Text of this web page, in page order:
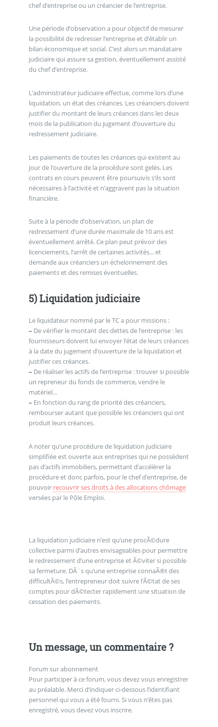
chef d’entreprise ou un créancier de l’entreprise.
Une période d’observation a pour objectif de mesurer
la possibilité de redresser l’entreprise et d’établir un
bilan économique et social. C’est alors un mandataire
judiciaire qui assure sa gestion, éventuellement assisté
du chef d’entreprise.
L’administrateur judiciaire effectue, comme lors d’une
liquidation, un état des créances. Les créanciers doivent
justifier du montant de leurs créances dans les deux
mois de la publication du jugement d’ouverture du
redressement judiciaire.
Les paiements de toutes les créances qui existent au
jour de l’ouverture de la procédure sont gelés. Les
contrats en cours peuvent être poursuivis s’ils sont
nécessaires à l’activité et n’aggravent pas la situation
financière.
Suite à la période d’observation, un plan de
redressement d’une durée maximale de 10 ans est
éventuellement arrêté. Ce plan peut prévoir des
licenciements, l’arrêt de certaines activités... et
demande aux créanciers un échelonnement des
paiements et des remises éventuelles.
5) Liquidation judiciaire
Le liquidateur nommé par le TC a pour missions :
– De vérifier le montant des dettes de l’entreprise : les
fournisseurs doivent lui envoyer l’état de leurs créances
à la date du jugement d’ouverture de la liquidation et
justifier ces créances.
– De réaliser les actifs de l’entreprise : trouver si possible
un repreneur du fonds de commerce, vendre le
matériel...
– En fonction du rang de priorité des créanciers,
rembourser autant que possible les créanciers qui ont
produit leurs créances.
A noter qu’une procédure de liquidation judiciaire
simplifiée est ouverte aux entreprises qui ne possèdent
pas d’actifs immobiliers, permettant d’accélérer la
procédure et donc parfois, pour le chef d’entreprise, de
pouvoir recouvrir ses droits à des allocations chômage
versées par le Pôle Emploi.
La liquidation judiciaire n’est qu’une procÃ©dure
collective parmi d’autres envisageables pour permettre
le redressement d’une entreprise et Ã©viter si possible
sa fermeture. DÃ¨s qu’une entreprise connaÃ®t des
difficultÃ©s, l’entrepreneur doit suivre l’Ã©tat de ses
comptes pour dÃ©tecter rapidement une situation de
cessation des paiements.
Un message, un commentaire ?
Forum sur abonnement
Pour participer à ce forum, vous devez vous enregistrer
au préalable. Merci d’indiquer ci-dessous l’identifiant
personnel qui vous a été fourni. Si vous n’êtes pas
enregistré, vous devez vous inscrire.